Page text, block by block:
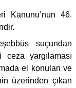
Kanunu’nun 46.
suçundan
ceza yargılaması
el konulan ve
üzerinden çıkan